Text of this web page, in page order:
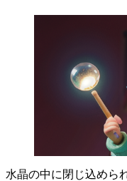
水晶の中に閉じ込めら